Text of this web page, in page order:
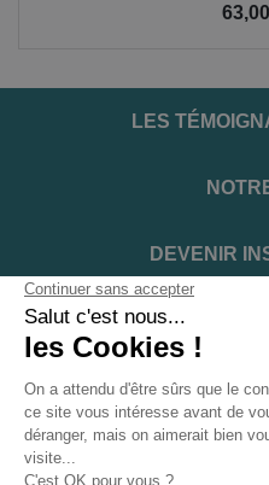
LES
DEVENIR
NOTRE
NOS
INFORMATIONS ET